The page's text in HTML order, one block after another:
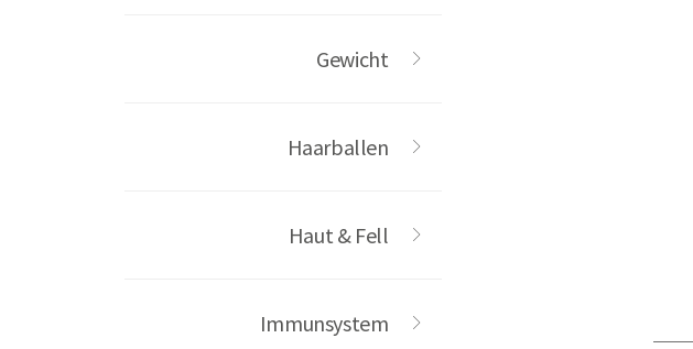
Gewicht
Haarballen
Haut & Fell
Immunsystem